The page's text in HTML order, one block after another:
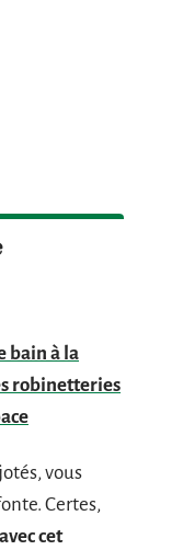
bain à la
robinetteries
vous
Certes,
avec cet